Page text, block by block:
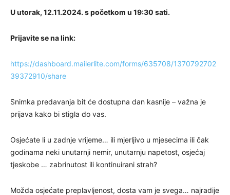
U utorak, 12.11.2024. s početkom u 19:30 sati.
Prijavite se na link:
https://dashboard.mailerlite.com/forms/635708/1370792702
39372910/share
Snimka predavanja bit će dostupna dan kasnije – važna je
prijava kako bi stigla do vas.
Osjećate li u zadnje vrijeme… ili mjerljivo u mjesecima ili čak
godinama neki unutarnji nemir, unutarnju napetost, osjećaj
tjeskobe … zabrinutost ili kontinuirani strah?
Možda osjećate preplavljenost, dosta vam je svega… najradije